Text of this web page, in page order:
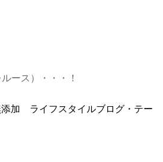
ース）・・・！
添加 ライフスタイルブログ・テー